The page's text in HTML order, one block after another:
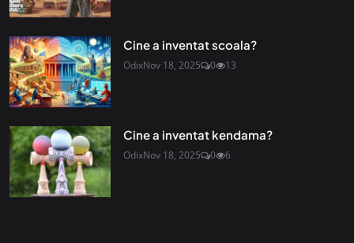
Cine a inventat scoala?
OdixNov 18, 2025 0 13
Cine a inventat kendama?
OdixNov 18, 2025 0 6